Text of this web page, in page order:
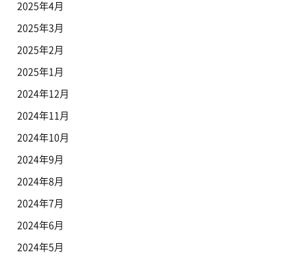
2025年4月
2025年3月
2025年2月
2025年1月
2024年12月
2024年11月
2024年10月
2024年9月
2024年8月
2024年7月
2024年6月
2024年5月